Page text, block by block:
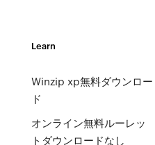
Learn
Winzip xp無料ダウンロー
ド
オンライン無料ルーレッ
トダウンロードなし